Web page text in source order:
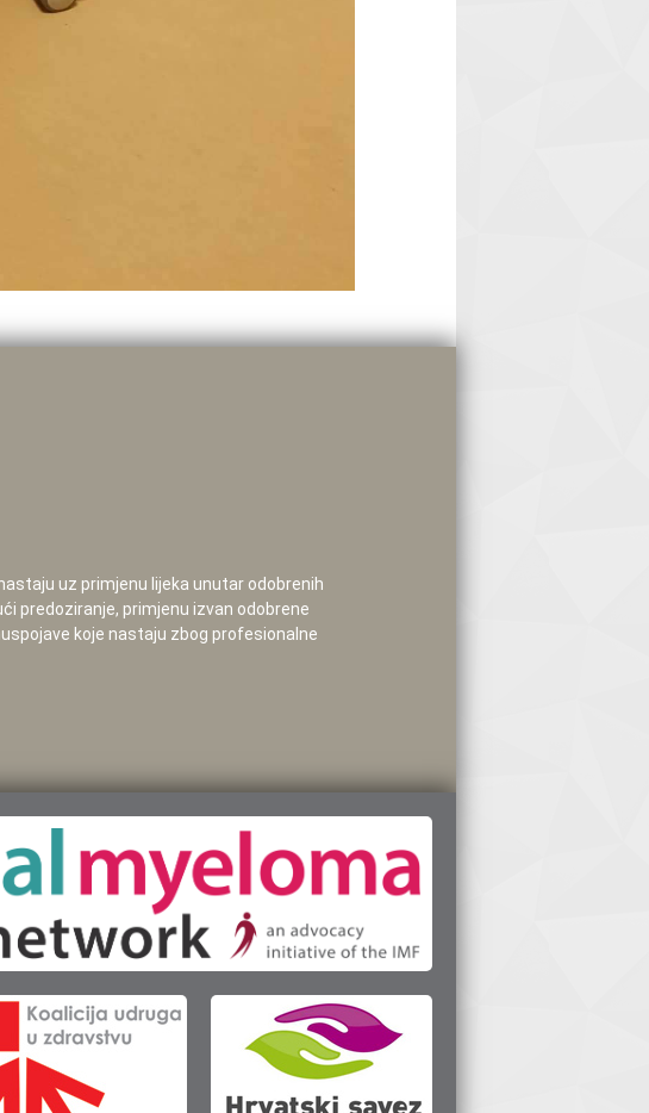
uz primjenu lijeka unutar odobrenih
predoziranje, primjenu izvan odobrene
koje nastaju zbog profesionalne